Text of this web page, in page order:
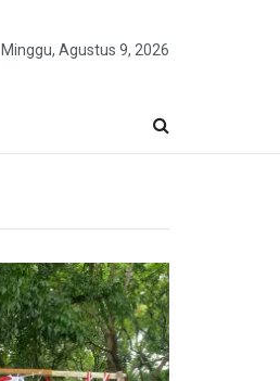
Minggu, Agustus 9, 2026